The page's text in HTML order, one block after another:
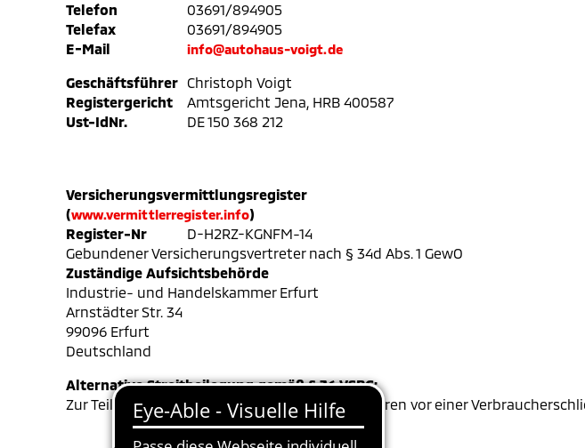
Telefon
03691/894905
Telefax
03691/894905
E-Mail
info@autohaus-voigt.de
Geschäftsführer Christoph Voigt
Registergericht
Amtsgericht Jena, HRB 400587
Ust-IdNr.
DE 150 368 212
Versicherungsvermittlungsregister
(www.vermittlerregister.info)
Register-Nr
D-H2RZ-KGNFM-14
Gebundener Versicherungsvertreter nach § 34d Abs. 1 GewO
Zuständige Aufsichtsbehörde
Industrie- und Handelskammer Erfurt
Arnstädter Str. 34
99096 Erfurt
Deutschland
Alternative Streitbeilegung gemäß § 36 VSBG:
Zur Teilnahme an einem Streitbeilegungsverfahren vor einer